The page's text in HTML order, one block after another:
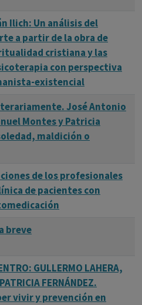
Ilich: Un análisis del
a partir de la obra de
cristiana y las
con perspectiva
existencial
José Antonio
Montes y Patricia
maldición o
de los profesionales
de pacientes con
breve
GULLERMO LAHERA,
FERNÁNDEZ.
vivir y prevención en